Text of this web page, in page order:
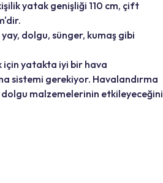
yatak genişliği 110 cm, çift
dolgu, sünger, kumaş gibi
için yatakta iyi bir hava
sistemi gerekiyor. Havalandırma
malzemelerinin etkileyeceğini